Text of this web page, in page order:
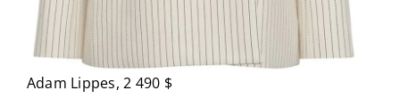
Adam Lippes, 2 490 $